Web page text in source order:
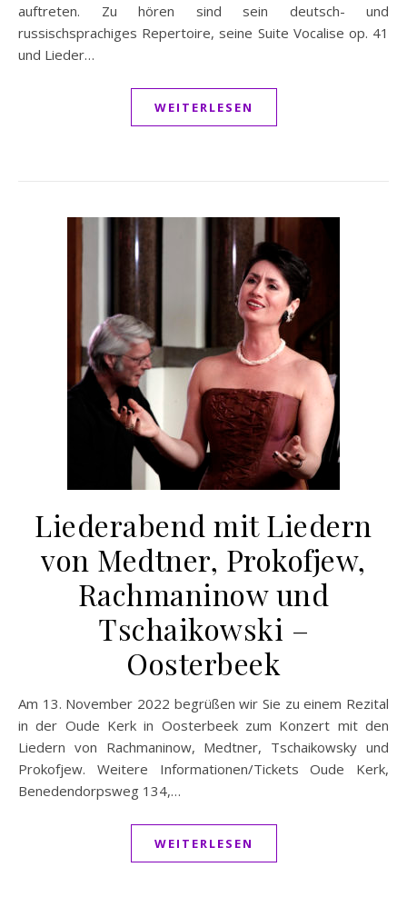
auftreten. Zu hören sind sein deutsch- und
russischsprachiges Repertoire, seine Suite Vocalise op. 41
und Lieder…
WEITERLESEN
Liederabend mit Liedern
von Medtner, Prokofjew,
Rachmaninow und
Tschaikowski –
Oosterbeek
Am 13. November 2022 begrüßen wir Sie zu einem Rezital
in der Oude Kerk in Oosterbeek zum Konzert mit den
Liedern von Rachmaninow, Medtner, Tschaikowsky und
Prokofjew. Weitere Informationen/Tickets Oude Kerk,
Benedendorpsweg 134,…
WEITERLESEN